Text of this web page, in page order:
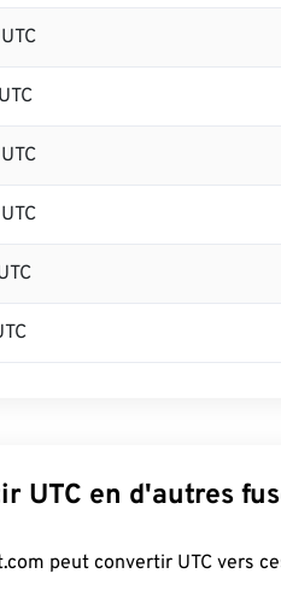
UTC en d'autres
peut convertir UTC vers